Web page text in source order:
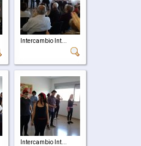
Intercambio Int...
Intercambio Int...